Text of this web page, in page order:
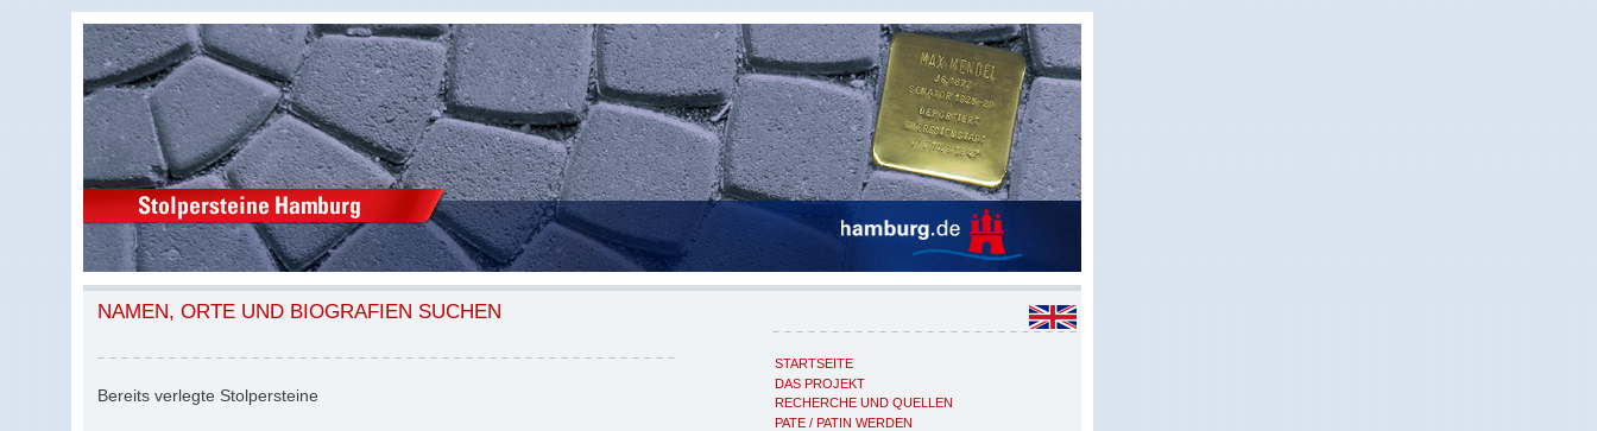
STARTSEITE
DAS PROJEKT
RECHERCHE UND QUELLEN
PATE / PATIN WERDEN
NAMEN, ORTE UND BIOGRAFIEN SUCHEN
Bereits verlegte Stolpersteine